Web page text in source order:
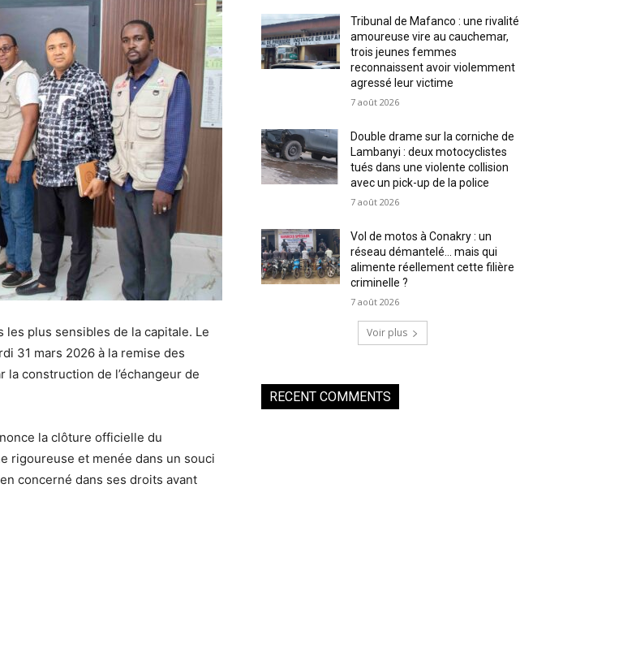
les plus sensibles de la capitale. Le
31 mars 2026 à la remise des
construction de l’échangeur de
la clôture officielle du
rigoureuse et menée dans un souci
concerné dans ses droits avant
Tribunal de Mafanco : une rivalité
amoureuse vire au cauchemar,
trois jeunes femmes
reconnaissent avoir violemment
agressé leur victime
7 août 2026
Double drame sur la corniche de
Lambanyi : deux motocyclistes
tués dans une violente collision
avec un pick-up de la police
7 août 2026
Vol de motos à Conakry : un
réseau démantelé… mais qui
alimente réellement cette filière
criminelle ?
7 août 2026
Voir plus
RECENT COMMENTS